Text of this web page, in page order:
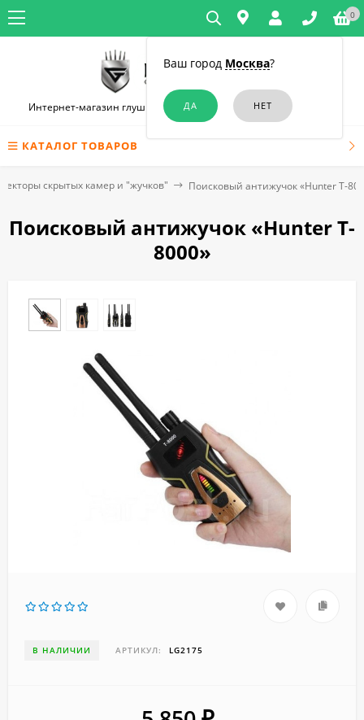
Ваш город Москва?
0
Интернет-магазин глушилок связи и диктофонов в Краснодаре
КАТАЛОГ ТОВАРОВ
скрытых камер и "жучков" Поисковый антижучок «Hunter T-
Поисковый антижучок «Hunter T-
8000»
В НАЛИЧИИ АРТИКУЛ: LG2175